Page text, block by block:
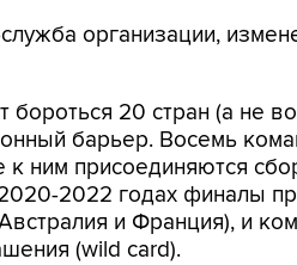
организации,
бороться 20 стран (а не
барьер. Восемь
к ним присоединяются
2022 годах финалы
и Франция), и
(wild card).